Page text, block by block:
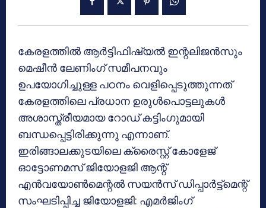
കേരളത്തിൽ ആർട്ടിഫിഷ്യൽ ഇന്റലിജൻസും
മെഷീൻ ലേണിംഗ് സമീപനവും
ഉപയോഗിച്ചുള്ള പഠനം വെളിപ്പെടുത്തുന്നത്
കേരളത്തിലെ പ്രധാന ഉരുൾപൊട്ടലുകൾ
അശാസ്ത്രീയമായ റോഡ് കട്ടിംഗുമായി
ബന്ധപ്പെട്ടിരിക്കുന്നു എന്നാണ്.
ഇരിങ്ങാലക്കുടയിലെ ക്രൈസ്റ്റ് കോളേജ്
ഓട്ടോണമസ് ജിയോളജി ആന്റ്
എൻവയോൺമെന്റൽ സയൻസ് ഡിപ്പാർട്ട്‌മെന്റ്
സംഘടിപ്പിച്ച ജിയോളജി: എമർജിംഗ്